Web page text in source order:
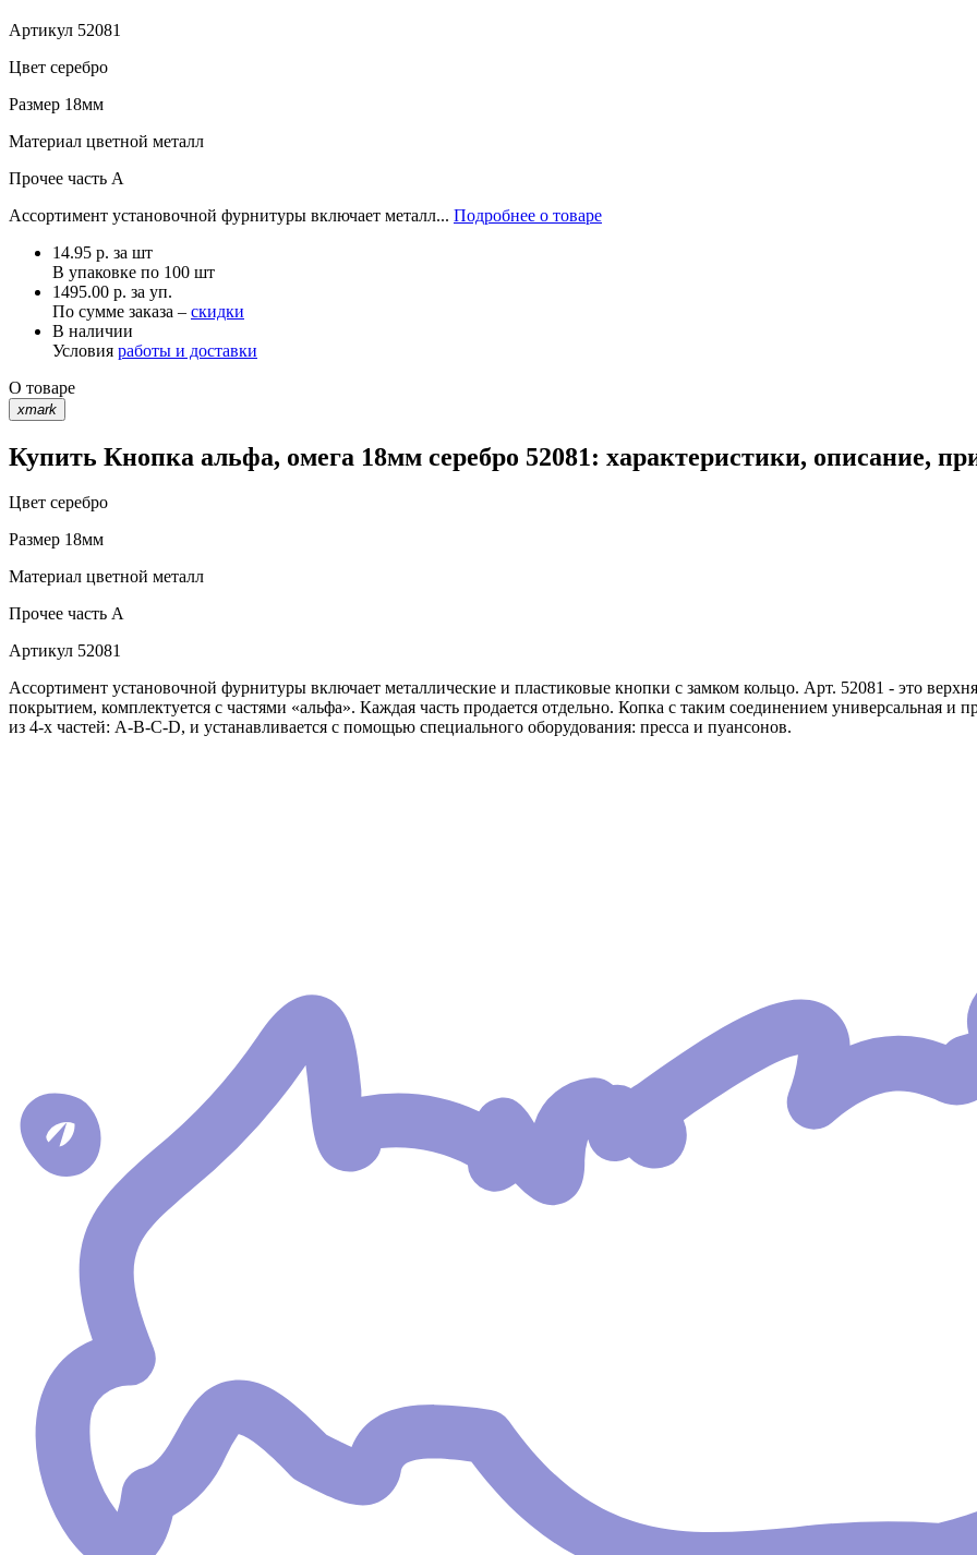
Артикул 52081
Цвет серебро
Размер 18мм
Материал цветной металл
Прочее часть A
Ассортимент установочной фурнитуры включает металл... Подробнее о товаре
14.95 р. за шт
В упаковке по 100 шт
1495.00 р. за уп.
По сумме заказа – скидки
В наличии
Условия работы и доставки
О товаре
xmark
Купить Кнопка альфа, омега 18мм серебро 52081: характеристики, описание,
Цвет серебро
Размер 18мм
Материал цветной металл
Прочее часть A
Артикул 52081
Ассортимент установочной фурнитуры включает металлические и пластиковые кнопки с замком кольцо. Арт. 52081 - это
покрытием, комплектуется с частями «альфа». Каждая часть продается отдельно. Копка с таким соединением универсальная и
из 4-х частей: А-В-С-D, и устанавливается с помощью специального оборудования: пресса и пуансонов.